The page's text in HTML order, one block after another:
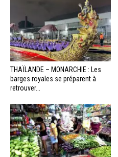
THAÏLANDE – MONARCHIE : Les
barges royales se préparent à
retrouver...